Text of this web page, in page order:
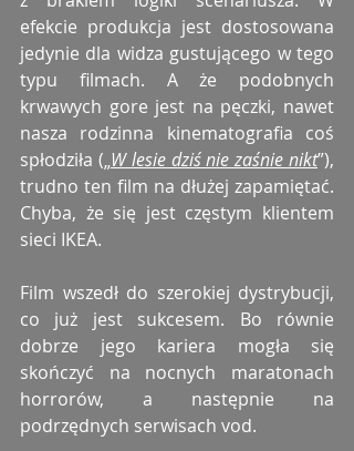
efekcie produkcja jest dostosowana
jedynie dla widza gustującego w tego
typu filmach. A że podobnych
krwawych gore jest na pęczki, nawet
nasza rodzinna kinematografia coś
spłodziła („W lesie dziś nie zaśnie nikt”),
trudno ten film na dłużej zapamiętać.
Chyba, że się jest częstym klientem
sieci IKEA.
Film wszedł do szerokiej dystrybucji,
co już jest sukcesem. Bo równie
dobrze jego kariera mogła się
skończyć na nocnych maratonach
horrorów, a następnie na
podrzędnych serwisach vod.